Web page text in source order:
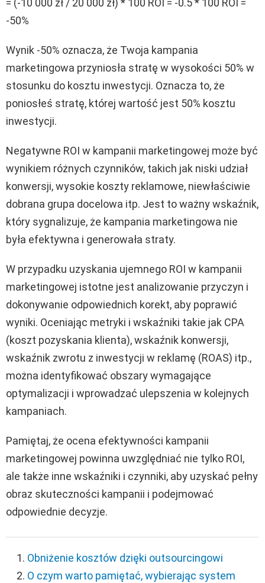
= (-10 000 zł / 20 000 zł) * 100 ROI = -0.5 * 100 ROI =
-50%
Wynik -50% oznacza, że Twoja kampania
marketingowa przyniosła stratę w wysokości 50% w
stosunku do kosztu inwestycji. Oznacza to, że
poniosłeś stratę, której wartość jest 50% kosztu
inwestycji.
Negatywne ROI w kampanii marketingowej może być
wynikiem różnych czynników, takich jak niski udział
konwersji, wysokie koszty reklamowe, niewłaściwie
dobrana grupa docelowa itp. Jest to ważny wskaźnik,
który sygnalizuje, że kampania marketingowa nie
była efektywna i generowała straty.
W przypadku uzyskania ujemnego ROI w kampanii
marketingowej istotne jest analizowanie przyczyn i
dokonywanie odpowiednich korekt, aby poprawić
wyniki. Oceniając metryki i wskaźniki takie jak CPA
(koszt pozyskania klienta), wskaźnik konwersji,
wskaźnik zwrotu z inwestycji w reklamę (ROAS) itp.,
można identyfikować obszary wymagające
optymalizacji i wprowadzać ulepszenia w kolejnych
kampaniach.
Pamiętaj, że ocena efektywności kampanii
marketingowej powinna uwzględniać nie tylko ROI,
ale także inne wskaźniki i czynniki, aby uzyskać pełny
obraz skuteczności kampanii i podejmować
odpowiednie decyzje.
Obniżenie kosztów dzięki outsourcingowi
O czym warto pamiętać, wybierając system